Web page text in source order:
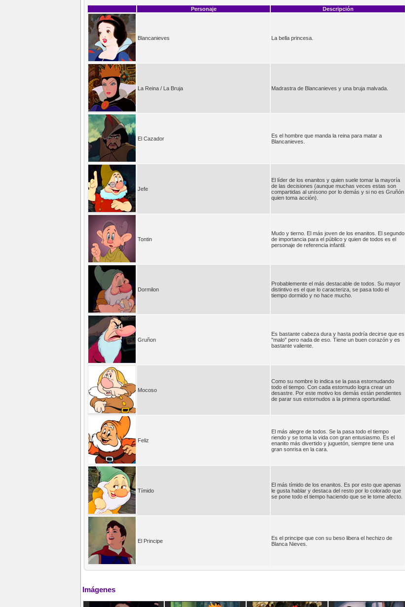
Personaje Descripción
Blancanieves La bella princesa.
La Reina / La Bruja Madrastra de Blancanieves y una bruja malvada.
El Cazador
Es el hombre que manda la reina para matar a
Blancanieves.
Jefe
El líder de los enanitos y quien suele tomar la mayoría
de las decisiones (aunque muchas veces estas son
compartidas al unísono por lo demás y si no es Gruñón
quien toma acción).
Tontin
Mudo y tierno. El más joven de los enanitos. El segundo
de importancia para el público y quien de todos es el
personaje de referencia infantil.
Dormilon
Probablemente el más destacable de todos. Su mayor
distintivo es el que lo caracteriza, se pasa todo el
tiempo dormido y no hace mucho.
Gruñon
Es bastante cabeza dura y hasta podría decirse que es
"malo" pero nada de eso. Tiene un buen corazón y es
bastante valiente.
Mocoso
Como su nombre lo indica se la pasa estornudando
todo el tiempo. Con cada estornudo logra crear un
desastre. Por este motivo los demás están pendientes
de parar sus estornudos a la primera oportunidad.
Feliz
El más alegre de todos. Se la pasa todo el tiempo
riendo y se toma la vida con gran entusiasmo. Es el
enanito más divertido y juguetón, siempre tiene una
gran sonrisa en la cara.
Tímido
El más tímido de los enanitos. Es por esto que apenas
le gusta hablar y destaca del resto por lo colorado que
se pone todo el tiempo haciendo que se le tome afecto.
El Principe
Es el principe que con su beso libera el hechizo de
Blanca Nieves.
Imágenes